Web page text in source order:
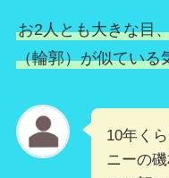
お2人とも大きな目
（輪郭）が似ている
10年く
ニーの